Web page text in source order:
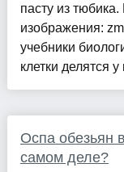
пасту из
изображения:
учебники
клетки делятся у
Оспа обезьян
самом деле?